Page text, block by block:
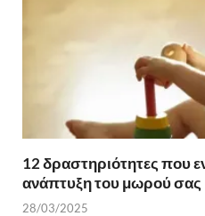
12 δραστηριότητες που
ανάπτυξη του μωρού σας
28/03/2025